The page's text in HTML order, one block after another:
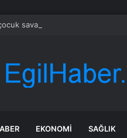
savaş uçaklarını alarma geçirdi
EKONOMI SAĞLIK